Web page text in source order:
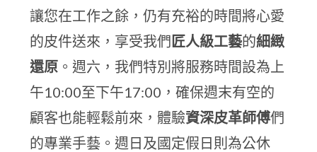
讓您在工作之餘，仍有充裕的時間將心愛
的皮件送來，享受我們 匠人級工藝的細緻
還原 。週六，我們特別將服務時間設為上
午10:00至下午17:00，確保週末有空的
顧客也能輕鬆前來，體驗資深皮革師傅們
的專業手藝。週日及國定假日則為公休